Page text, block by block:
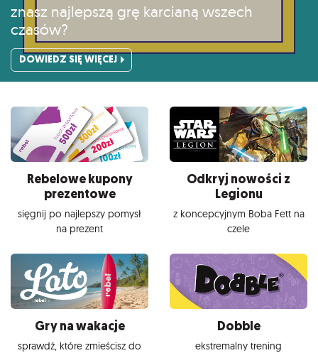
znasz najlepszą grę karcianą wszech
czasów?
DOWIEDZ SIĘ WIĘCEJ
Rebelowe kupony
prezentowe
sięgnij po najlepszy pomysł
na prezent
Odkryj nowości z
Legionu
z koncepcyjnym Boba Fett na
czele
Gry na wakacje
sprawdź, które zmieścisz do
Dobble
ekstremalny trening